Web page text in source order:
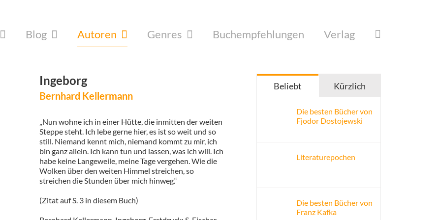
Blog Autoren Genres Buchempfehlungen Verlag
Ingeborg
Bernhard Kellermann
„Nun wohne ich in einer Hütte, die inmitten der weiten
Steppe steht. Ich lebe gerne hier, es ist so weit und so
still. Niemand kennt mich, niemand kommt zu mir, ich
bin ganz allein. Ich kann tun und lassen, was ich will. Ich
habe keine Langeweile, meine Tage vergehen. Wie die
Wolken über den weiten Himmel streichen, so
streichen die Stunden über mich hinweg.“
(Zitat auf S. 3 in diesem Buch)
Beliebt Kürzlich
Die besten Bücher von
Fjodor Dostojewski
Literaturepochen
Die besten Bücher von
Franz Kafka